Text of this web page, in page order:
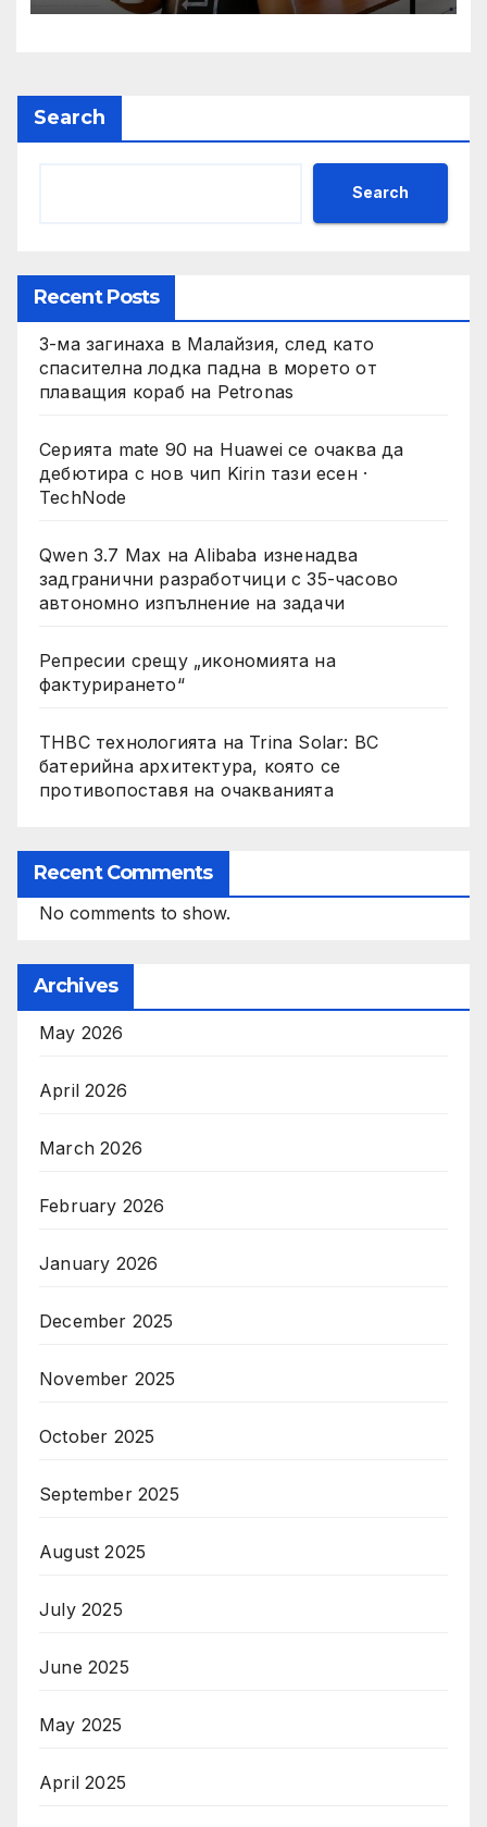
задачи
Search
Search
Recent Posts
3-ма загинаха в Малайзия, след като
спасителна лодка падна в морето от
плаващия кораб на Petronas
Серията mate 90 на Huawei се очаква да
дебютира с нов чип Kirin тази есен ·
TechNode
Qwen 3.7 Max на Alibaba изненадва
задгранични разработчици с 35-часово
автономно изпълнение на задачи
Репресии срещу „икономията на
фактурирането“
THBC технологията на Trina Solar: BC
батерийна архитектура, която се
противопоставя на очакванията
Recent Comments
No comments to show.
Archives
May 2026
April 2026
March 2026
February 2026
January 2026
December 2025
November 2025
October 2025
September 2025
August 2025
July 2025
June 2025
May 2025
April 2025